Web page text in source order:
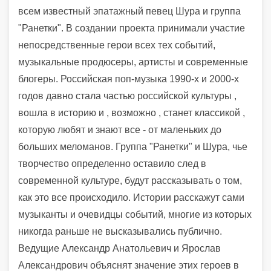
всем известный эпатажный певец Шура и группа
"Ранетки". В создании проекта принимали участие
непосредственные герои всех тех событий,
музыкальные продюсеры, артисты и современные
блогеры. Российская поп-музыка 1990-х и 2000-х
годов давно стала частью российской культуры ,
вошла в историю и , возможно , станет классикой ,
которую любят и знают все - от маленьких до
больших меломанов. Группа "Ранетки" и Шура, чье
творчество определенно оставило след в
современной культуре, будут рассказывать о том,
как это все происходило. Истории расскажут сами
музыканты и очевидцы событий, многие из которых
никогда раньше не высказывались публично.
Ведущие Александр Анатольевич и Ярослав
Александрович объяснят значение этих героев в